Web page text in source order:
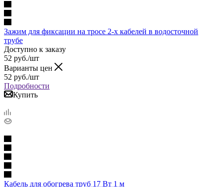
Зажим для фиксации на тросе 2-х кабелей в водосточной
трубе
Доступно к заказу
52 руб./шт
Варианты цен
52 руб./шт
Подробности
Купить
Кабель для обогрева труб 17 Вт 1 м